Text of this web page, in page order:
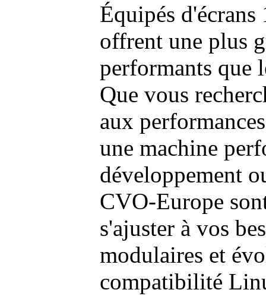
Équipés
offrent une plus
performants que
Que vous
aux
une machine
développement
CVO-Europe
s'ajuster à vos
modulaires et
compatibilité